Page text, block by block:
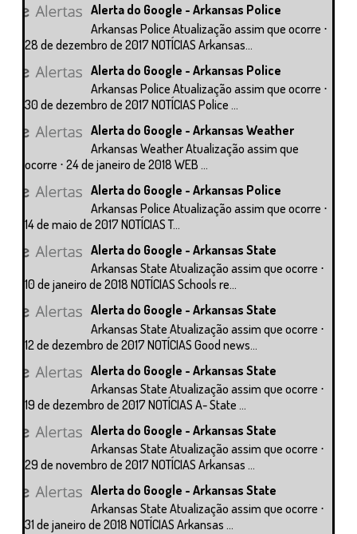
Alerta do Google - Arkansas Police
Arkansas Police Atualização assim que ocorre ⋅
28 de dezembro de 2017 NOTÍCIAS Arkansas...
Alerta do Google - Arkansas Police
Arkansas Police Atualização assim que ocorre ⋅
30 de dezembro de 2017 NOTÍCIAS Police ...
Alerta do Google - Arkansas Weather
Arkansas Weather Atualização assim que
ocorre ⋅ 24 de janeiro de 2018 WEB ...
Alerta do Google - Arkansas Police
Arkansas Police Atualização assim que ocorre ⋅
14 de maio de 2017 NOTÍCIAS T...
Alerta do Google - Arkansas State
Arkansas State Atualização assim que ocorre ⋅
10 de janeiro de 2018 NOTÍCIAS Schools re...
Alerta do Google - Arkansas State
Arkansas State Atualização assim que ocorre ⋅
12 de dezembro de 2017 NOTÍCIAS Good news...
Alerta do Google - Arkansas State
Arkansas State Atualização assim que ocorre ⋅
19 de dezembro de 2017 NOTÍCIAS A- State ...
Alerta do Google - Arkansas State
Arkansas State Atualização assim que ocorre ⋅
29 de novembro de 2017 NOTÍCIAS Arkansas ...
Alerta do Google - Arkansas State
Arkansas State Atualização assim que ocorre ⋅
31 de janeiro de 2018 NOTÍCIAS Arkansas ...